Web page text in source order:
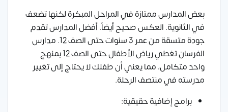
بعض المدارس ممتازة في المراحل المبكرة لكنها تضعف
في الثانوية. العكس صحيح أيضاً. أفضل المدارس تقدم
جودة متسقة من عمر 3 سنوات حتى الصف 12. مدارس
الفرسان تغطي رياض الأطفال حتى الصف 12 بمنهج
واحد متكامل، مما يعني أن طفلك لا يحتاج إلى تغيير
مدرسته في منتصف الرحلة.
برامج إضافية حقيقية: